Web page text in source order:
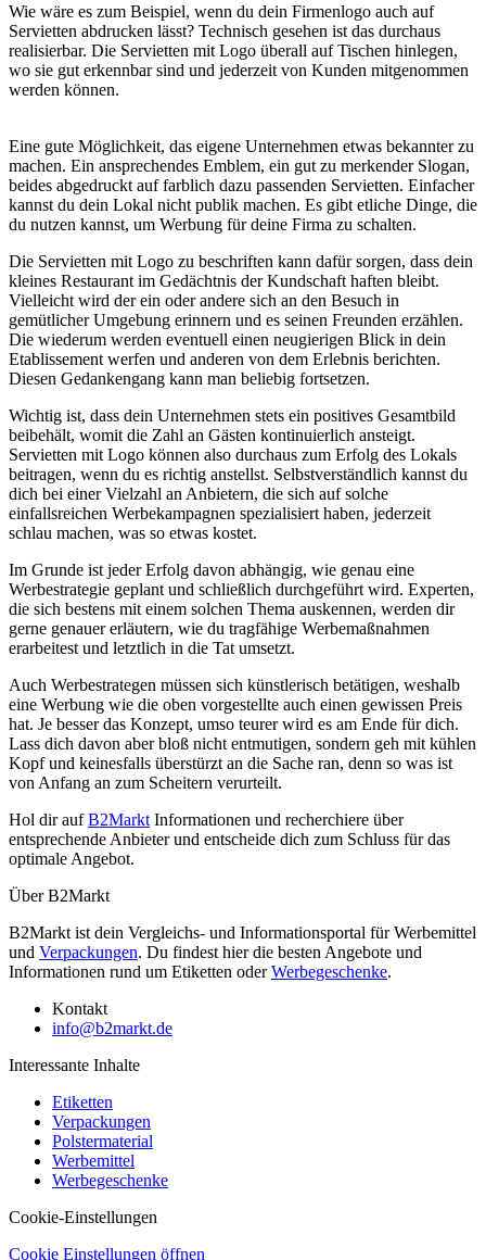
Wie wäre es zum Beispiel, wenn du dein Firmenlogo auch auf
Servietten abdrucken lässt? Technisch gesehen ist das durchaus
realisierbar. Die Servietten mit Logo überall auf Tischen hinlegen,
wo sie gut erkennbar sind und jederzeit von Kunden mitgenommen
werden können.
Eine gute Möglichkeit, das eigene Unternehmen etwas bekannter zu
machen. Ein ansprechendes Emblem, ein gut zu merkender Slogan,
beides abgedruckt auf farblich dazu passenden Servietten. Einfacher
kannst du dein Lokal nicht publik machen. Es gibt etliche Dinge, die
du nutzen kannst, um Werbung für deine Firma zu schalten.
Die Servietten mit Logo zu beschriften kann dafür sorgen, dass dein
kleines Restaurant im Gedächtnis der Kundschaft haften bleibt.
Vielleicht wird der ein oder andere sich an den Besuch in
gemütlicher Umgebung erinnern und es seinen Freunden erzählen.
Die wiederum werden eventuell einen neugierigen Blick in dein
Etablissement werfen und anderen von dem Erlebnis berichten.
Diesen Gedankengang kann man beliebig fortsetzen.
Wichtig ist, dass dein Unternehmen stets ein positives Gesamtbild
beibehält, womit die Zahl an Gästen kontinuierlich ansteigt.
Servietten mit Logo können also durchaus zum Erfolg des Lokals
beitragen, wenn du es richtig anstellst. Selbstverständlich kannst du
dich bei einer Vielzahl an Anbietern, die sich auf solche
einfallsreichen Werbekampagnen spezialisiert haben, jederzeit
schlau machen, was so etwas kostet.
Im Grunde ist jeder Erfolg davon abhängig, wie genau eine
Werbestrategie geplant und schließlich durchgeführt wird. Experten,
die sich bestens mit einem solchen Thema auskennen, werden dir
gerne genauer erläutern, wie du tragfähige Werbemaßnahmen
erarbeitest und letztlich in die Tat umsetzt.
Auch Werbestrategen müssen sich künstlerisch betätigen, weshalb
eine Werbung wie die oben vorgestellte auch einen gewissen Preis
hat. Je besser das Konzept, umso teurer wird es am Ende für dich.
Lass dich davon aber bloß nicht entmutigen, sondern geh mit kühlen
Kopf und keinesfalls überstürzt an die Sache ran, denn so was ist
von Anfang an zum Scheitern verurteilt.
Hol dir aufB2Markt Informationen und recherchiere über
entsprechende Anbieter und entscheide dich zum Schluss für das
optimale Angebot.
Über B2Markt
B2Markt ist dein Vergleichs- und Informationsportal für Werbemittel
und Verpackungen. Du findest hier die besten Angebote und
Informationen rund um Etiketten oderWerbegeschenke.
Kontakt
info@b2markt.de
Interessante Inhalte
Etiketten
Verpackungen
Polstermaterial
Werbemittel
Werbegeschenke
Cookie-Einstellungen
Cookie Einstellungen öffnen